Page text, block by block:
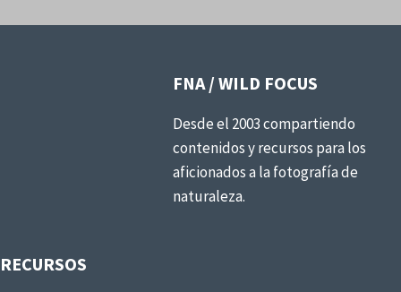
FNA / WILD FOCUS
Desde el 2003 compartiendo
contenidos y recursos para los
aficionados a la fotografía de
naturaleza.
RECURSOS